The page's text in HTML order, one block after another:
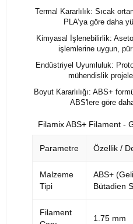
Termal Kararlılık: Sıcak
PLA’ya göre daha
Kimyasal İşlenebilirlik:
işlemlerine uygun,
Endüstriyel Uyumluluk:
mühendislik
Boyut Kararlılığı: ABS+
ABS'lere göre
Filamix ABS+ Filament -
Parametre Özellik /
Malzeme
Tipi
ABS+
Bütadien
Filament
1.75 mm